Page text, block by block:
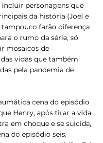
personagens que
da história (Joel e
tampouco farão diferença
o rumo da série, só
mosaicos de
vidas que também
pela pandemia de
cena do episódio
Henry, após tirar a vida
em choque e se suicida,
do episódio seis,